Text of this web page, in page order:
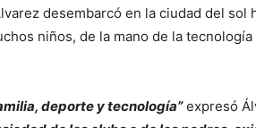
desembarcó en la ciudad del sol
niños, de la mano de la
deporte y tecnología”expresó